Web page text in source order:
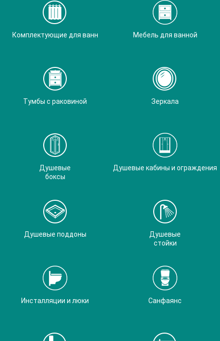
Комплектующие для ванн Мебель для ванной
Тумбы с раковиной Зеркала
Душевые
боксы
Душевые кабины и ограждения
Душевые поддоны
Душевые
стойки
Инсталляции и люки Санфаянс